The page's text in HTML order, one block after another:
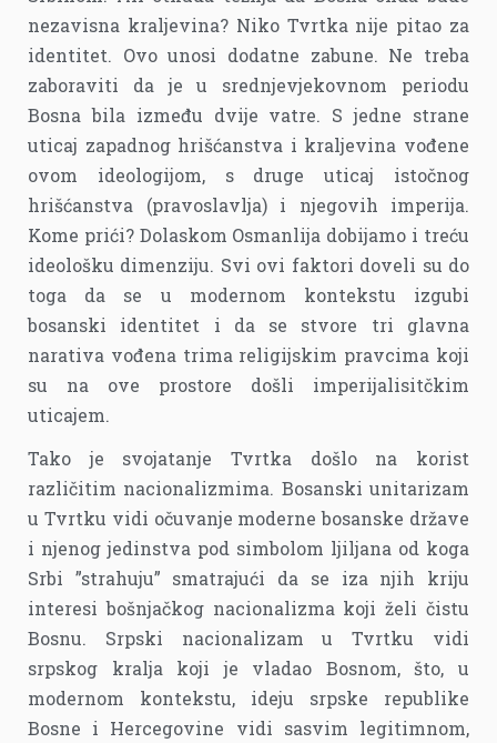
nezavisna kraljevina? Niko Tvrtka nije pitao za
identitet. Ovo unosi dodatne zabune. Ne treba
zaboraviti da je u srednjevjekovnom periodu
Bosna bila između dvije vatre. S jedne strane
uticaj zapadnog hrišćanstva i kraljevina vođene
ovom ideologijom, s druge uticaj istočnog
hrišćanstva (pravoslavlja) i njegovih imperija.
Kome prići? Dolaskom Osmanlija dobijamo i treću
ideološku dimenziju. Svi ovi faktori doveli su do
toga da se u modernom kontekstu izgubi
bosanski identitet i da se stvore tri glavna
narativa vođena trima religijskim pravcima koji
su na ove prostore došli imperijalisitčkim
uticajem.
Tako je svojatanje Tvrtka došlo na korist
različitim nacionalizmima. Bosanski unitarizam
u Tvrtku vidi očuvanje moderne bosanske države
i njenog jedinstva pod simbolom ljiljana od koga
Srbi ”strahuju” smatrajući da se iza njih kriju
interesi bošnjačkog nacionalizma koji želi čistu
Bosnu. Srpski nacionalizam u Tvrtku vidi
srpskog kralja koji je vladao Bosnom, što, u
modernom kontekstu, ideju srpske republike
Bosne i Hercegovine vidi sasvim legitimnom,